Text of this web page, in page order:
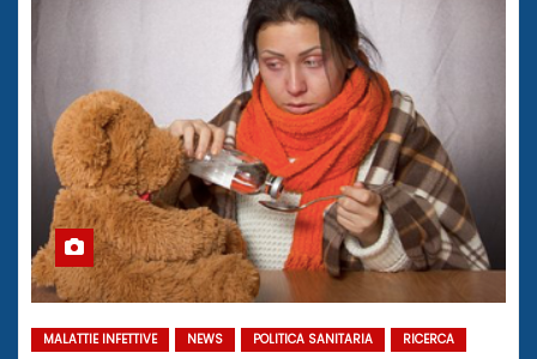
MALATTIE INFETTIVE NEWS POLITICA SANITARIA RICERCA